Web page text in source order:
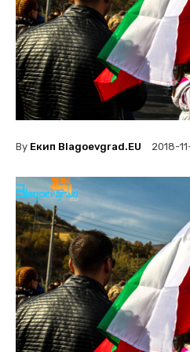
By Екип Blagoevgrad.EU 2018-